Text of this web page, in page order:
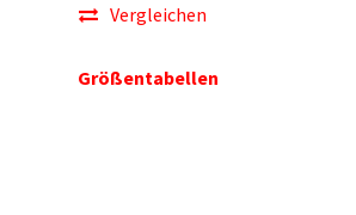
Vergleichen
Größentabellen